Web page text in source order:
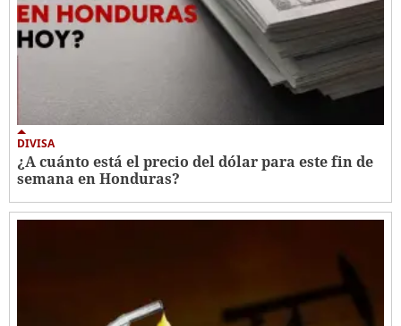
DIVISA
¿A cuánto está el precio del dólar para este fin de
semana en Honduras?